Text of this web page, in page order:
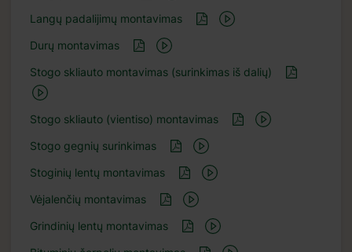
Langų padalijimų montavimas
Durų montavimas
Stogo skliauto montavimas (surinkimas iš dalių)
Stogo skliauto (vientiso) montavimas
Stogo gegnių surinkimas
Stoginių lentų montavimas
Vėjalenčių montavimas
Grindinių lentų montavimas